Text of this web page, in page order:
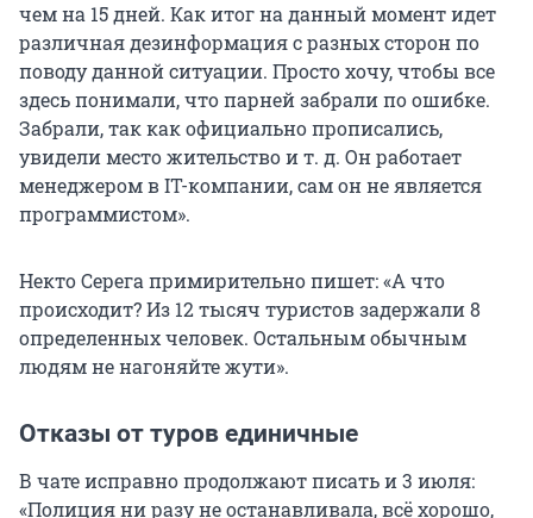
чем на 15 дней. Как итог на данный момент идет
различная дезинформация с разных сторон по
поводу данной ситуации. Просто хочу, чтобы все
здесь понимали, что парней забрали по ошибке.
Забрали, так как официально прописались,
увидели место жительствои т. д. Он работает
менеджером в IT-компании, сам он не является
программистом».
Некто Серега примирительно пишет: «А что
происходит? Из 12 тысяч туристов задержали 8
определенных человек. Остальным обычным
людям не нагоняйте жути».
Отказы от туров единичные
В чате исправно продолжают писать и 3 июля:
«Полиция ни разу не останавливала, всё хорошо,